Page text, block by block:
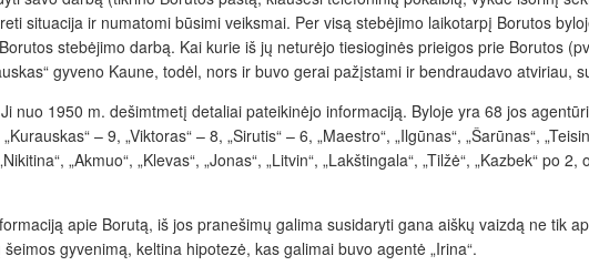
situacija ir numatomi būsimi veiksmai. Per visą stebėjimo laikotarpį Borutos
stebėjimo darbą. Kai kurie iš jų neturėjo tiesioginės prieigos prie Borutos
gyveno Kaune, todėl, nors ir buvo gerai pažįstami ir bendraudavo atviriau,
nuo 1950 m. dešimtmetį detaliai pateikinėjo informaciją. Byloje yra 68 jos
– 9, „Viktoras“ – 8, „Sirutis“ – 6, „Maestro“, „Ilgūnas“, „Šarūnas“,
„Akmuo“, „Klevas“, „Jonas“, „Litvin“, „Lakštingala“, „Tilžė“, „Kazbek“
apie Borutą, iš jos pranešimų galima susidaryti gana aiškų vaizdą ne tik
gyvenimą, keltina hipotezė, kas galimai buvo agentė „Irina“.